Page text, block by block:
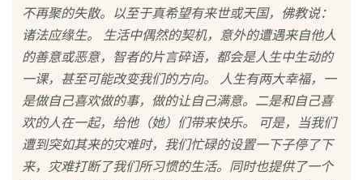
不再聚的失散。以至于真希望有来世或天国，佛教说：
诸法应缘生。 生活中偶然的契机，意外的遭遇来自他人
的善意或恶意，智者的片言碎语，都会是人生中生动的
一课，甚至可能改变我们的方向。 人生有两大幸福，一
是做自己喜欢做的事，做的让自己满意。二是和自己喜
欢的人在一起，给他（她）们带来快乐。 可是，当我们
遭到突如其来的灾难时，我们忙碌的设置一下子停了下
来，灾难打断了我们所习惯的生活。同时也提供了一个